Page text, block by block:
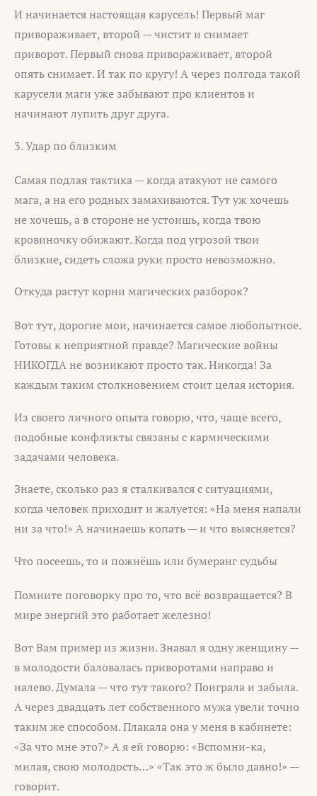
И начинается настоящая карусель! Первый маг
привораживает, второй — чистит и снимает
приворот. Первый снова привораживает, второй
опять снимает. И так по кругу! А через полгода такой
карусели маги уже забывают про клиентов и
начинают лупить друг друга.
3. Удар по близким
Самая подлая тактика — когда атакуют не самого
мага, а на его родных замахиваются. Тут уж хочешь
не хочешь, а в стороне не устоишь, когда твою
кровиночку обижают. Когда под угрозой твои
близкие, сидеть сложа руки просто невозможно.
Откуда растут корни магических разборок?
Вот тут, дорогие мои, начинается самое любопытное.
Готовы к неприятной правде? Магические войны
НИКОГДА не возникают просто так. Никогда! За
каждым таким столкновением стоит целая история.
Из своего личного опыта говорю, что, чаще всего,
подобные конфликты связаны с кармическими
задачами человека.
Знаете, сколько раз я сталкивался с ситуациями,
когда человек приходит и жалуется: «На меня напали
ни за что!» А начинаешь копать — и что выясняется?
Что посеешь, то и пожнёшь или бумеранг судьбы
Помните поговорку про то, что всё возвращается? В
мире энергий это работает железно!
Вот Вам пример из жизни. Знавал я одну женщину —
в молодости баловалась приворотами направо и
налево. Думала — что тут такого? Поиграла и забыла.
А через двадцать лет собственного мужа увели точно
таким же способом. Плакала она у меня в кабинете:
«За что мне это?» А я ей говорю: «Вспомни-ка,
милая, свою молодость…» «Так это ж было давно!» —
говорит.